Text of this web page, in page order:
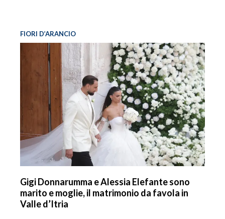
FIORI D’ARANCIO
Gigi Donnarumma e Alessia Elefante sono
marito e moglie, il matrimonio da favola in
Valle d’Itria